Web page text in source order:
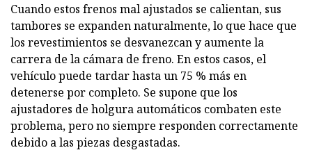
Cuando estos frenos mal ajustados se calientan, sus
tambores se expanden naturalmente, lo que hace que
los revestimientos se desvanezcan y aumente la
carrera de la cámara de freno. En estos casos, el
vehículo puede tardar hasta un 75 % más en
detenerse por completo. Se supone que los
ajustadores de holgura automáticos combaten este
problema, pero no siempre responden correctamente
debido a las piezas desgastadas.